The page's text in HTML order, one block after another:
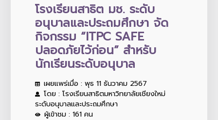
โรงเรียนสาธิต มช. ระดับ
อนุบาลและประถมศึกษา จัด
กิจกรรม “ITPC SAFE
ปลอดภัยไว้ก่อน” สำหรับ
นักเรียนระดับอนุบาล
เผยแพร่เมื่อ : พุธ 11 ธันวาคม 2567
โดย : โรงเรียนสาธิตมหาวิทยาลัยเชียงใหม่
ระดับอนุบาลและประถมศึกษา
ผู้เข้าชม : 161 คน